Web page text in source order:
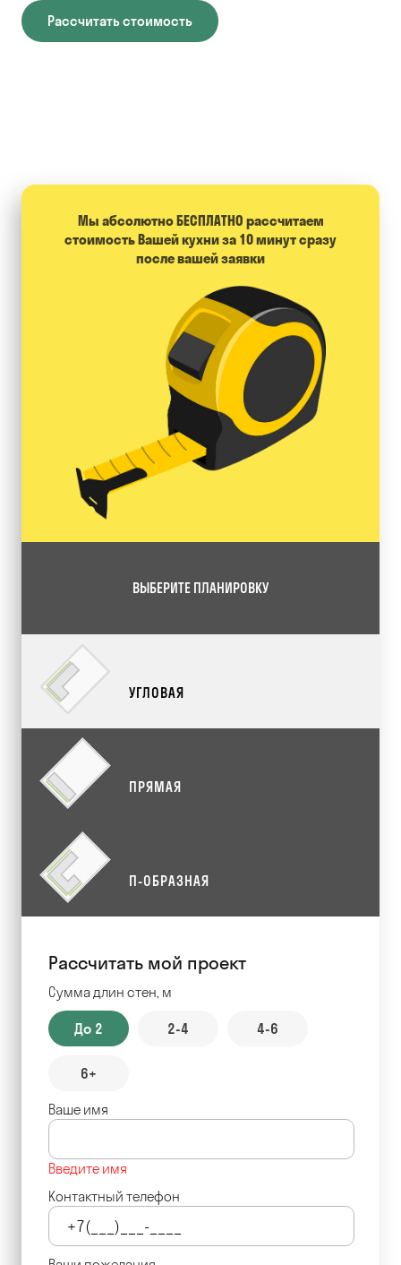
Рассчитать стоимость
Мы абсолютно БЕСПЛАТНО расcчитаем
стоимость Вашей кухни за 10 минут сразу
после вашей заявки
ВЫБЕРИТЕ ПЛАНИРОВКУ
УГЛОВАЯ
ПРЯМАЯ
П-ОБРАЗНАЯ
Рассчитать мой проект
Сумма длин стен, м
До 2 2-4 4-6
6+
Ваше имя
Введите имя
Контактный телефон